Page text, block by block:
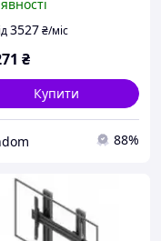
3527₴/міс
₴
Купити
88%